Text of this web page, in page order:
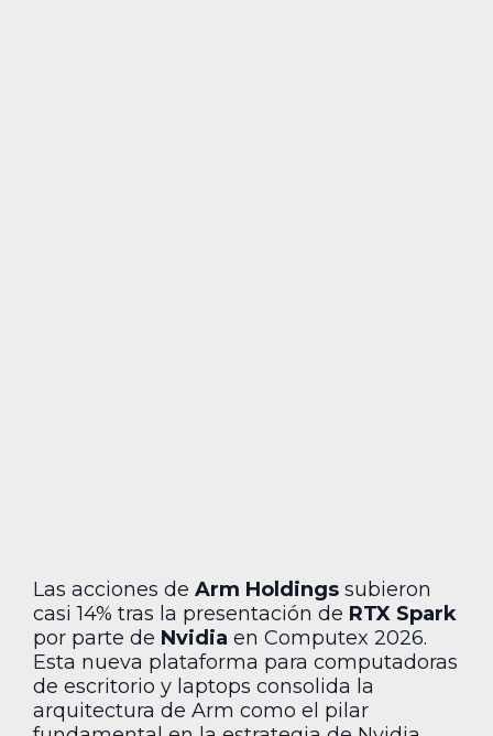
Las acciones de Arm Holdings subieron
casi 14% tras la presentación de RTX Spark
por parte de Nvidia en Computex 2026.
Esta nueva plataforma para computadoras
de escritorio y laptops consolida la
arquitectura de Arm como el pilar